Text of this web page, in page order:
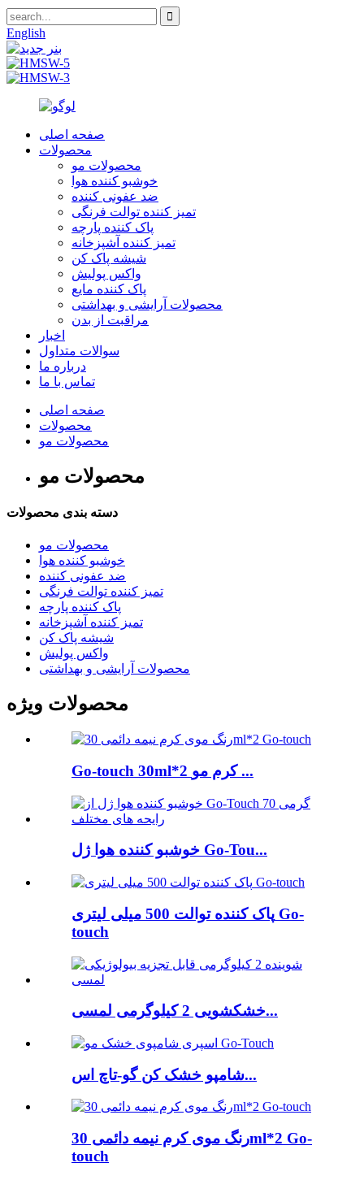
English
صفحه اصلی
محصولات
محصولات مو
خوشبو کننده هوا
ضد عفونی کننده
تمیز کننده توالت فرنگی
پاک کننده پارچه
تمیز کننده آشپزخانه
شیشه پاک کن
واکس پولیش
پاک کننده مایع
محصولات آرایشی و بهداشتی
مراقبت از بدن
اخبار
سوالات متداول
درباره ما
تماس با ما
صفحه اصلی
محصولات
محصولات مو
محصولات مو
دسته بندی محصولات
محصولات مو
خوشبو کننده هوا
ضد عفونی کننده
تمیز کننده توالت فرنگی
پاک کننده پارچه
تمیز کننده آشپزخانه
شیشه پاک کن
واکس پولیش
محصولات آرایشی و بهداشتی
محصولات ویژه
Go-touch 30ml*2 کرم مو ...
خوشبو کننده هوا ژل Go-Tou...
پاک کننده توالت 500 میلی لیتری Go-
touch
خشکشویی 2 کیلوگرمی لمسی...
شامپو خشک کن گو-تاچ اس...
رنگ موی کرم نیمه دائمی 30ml*2 Go-
touch